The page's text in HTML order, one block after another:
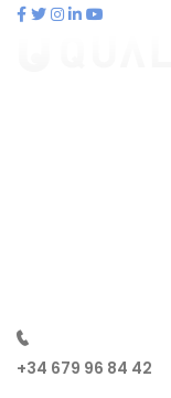
+34 679 96 84 42